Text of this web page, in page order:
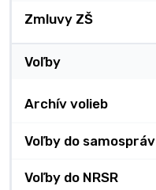
Zmluvy ZŠ
Voľby
Archív volieb
Voľby do samospráv
Voľby do NRSR